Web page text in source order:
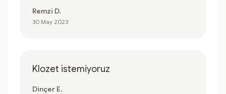
Remzi D.
30 May 2023
Klozet istemiyoruz
Dinçer E.